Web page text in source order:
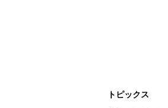
トピックス